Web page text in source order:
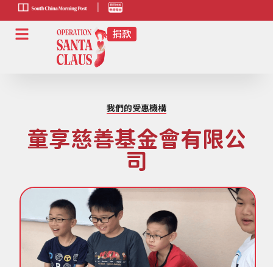
HK-
radio-
link
我們的受惠機構
童享慈善基金會有限公
司